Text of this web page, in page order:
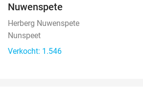
Nuwenspete
Herberg Nuwenspete
Nunspeet
Verkocht: 1.546